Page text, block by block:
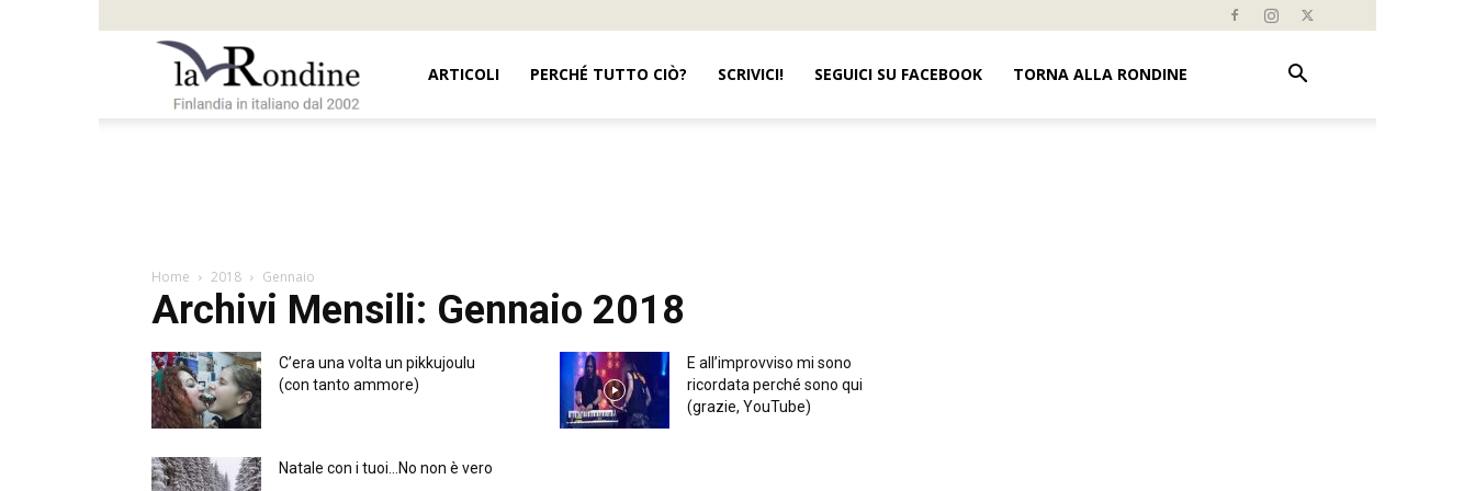
ARTICOLI PERCHÉ TUTTO CIÒ? SCRIVICI! SEGUICI SU FACEBOOK TORNA ALLA RONDINE
Home 2018 Gennaio
Archivi Mensili: Gennaio 2018
C’era una volta un pikkujoulu
(con tanto ammore)
E all’improvviso mi sono
ricordata perché sono qui
(grazie, YouTube)
Natale con i tuoi…No non è vero